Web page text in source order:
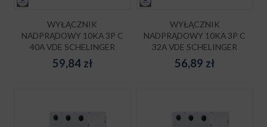
WYŁĄCZNIK
NADPRĄDOWY 10KA 3P C
40A VDE SCHELINGER
59,84zł
WYŁĄCZNIK
NADPRĄDOWY 10KA 3P C
32A VDE SCHELINGER
56,89 zł